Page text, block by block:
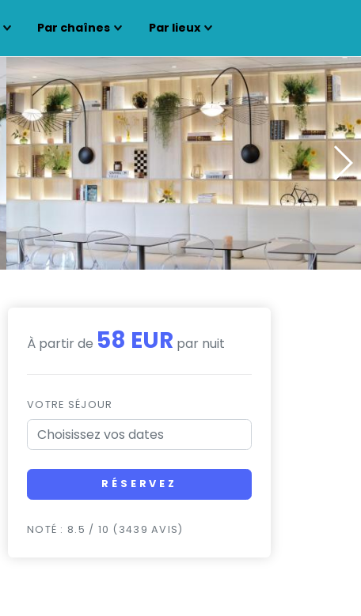
Par chaînes Par lieux
À partir de 58 EUR par nuit
VOTRE SÉJOUR
RÉSERVEZ
NOTÉ : 8.5 / 10 (3439 AVIS)